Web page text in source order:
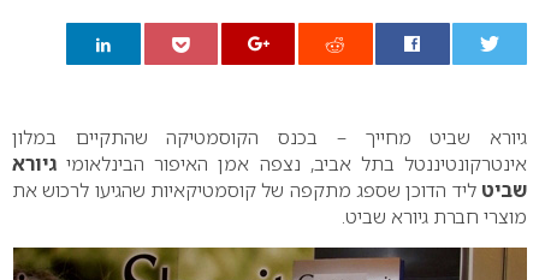
גיורא שביט מחייך – בכנס הקוסמטיקה שהתקיים במלון
אינטרקונטיננטל בתל אביב, נצפה אמן האיפור הבינלאומי גיורא
שביט ליד הדוכן שספג מתקפה של קוסמטיקאיות שהגיעו לרכוש את
מוצרי חברת גיורא שביט.